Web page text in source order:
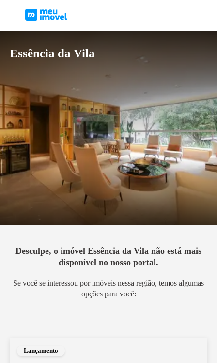
Essência da Vila
Desculpe, o imóvel Essência da Vila não está mais
disponível no nosso portal.
Se você se interessou por imóveis nessa região, temos algumas
opções para você:
Lançamento